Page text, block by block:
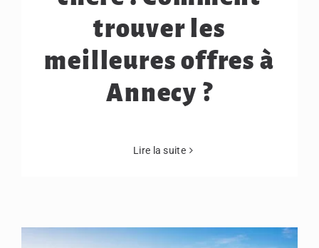
trouver les
meilleures offres à
Annecy ?
Lire la suite